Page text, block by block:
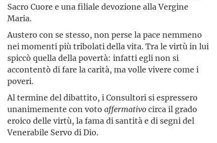
Sacro Cuore e una filiale devozione alla Vergine
Maria.
Austero con se stesso, non perse la pace nemmeno
nei momenti più tribolati della vita. Tra le virtù in lui
spiccò quella della povertà: infatti egli non si
accontentò di fare la carità, ma volle vivere come i
poveri.
Al termine del dibattito, i Consultori si espressero
unanimemente con voto affermativocirca il grado
eroico delle virtù, la fama di santità e di segni del
Venerabile Servo di Dio.